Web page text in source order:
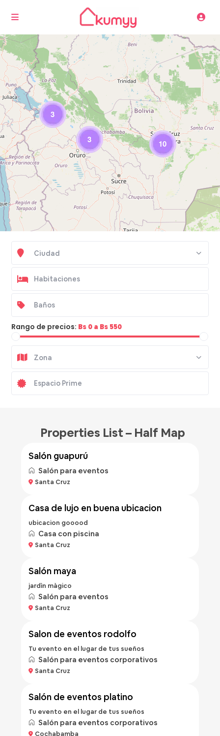
Cargando mapas
3
3 10
Ciudad
Rango de precios: Bs 0 a Bs 550
Zona
Properties List – Half Map
Bs 500/hora
salón guapurú
Salón para eventos
Santa Cruz
Bs 700/noche
casa de lujo en buena ubicacion
ubicacion gooood
Casa con piscina
Santa Cruz
Bs 500/hora
salón maya
jardìn màgico
Salón para eventos
Santa Cruz
Bs 500/hora
salon de eventos rodolfo
Tu evento en el lugar de tus sueños
Salón para eventos corporativos
Santa Cruz
Bs 500/hora
salón de eventos platino
Tu evento en el lugar de tus sueños
Salón para eventos corporativos
Cochabamba
Bs 257/noche